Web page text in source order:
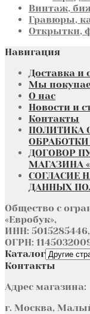
Винтаж,
Гравюры,
Открытки,
Навигация
Доставка и
Мы
О нас
Новости и
Контакты
ПОЛИТИКА
ДОГОВОР
МАГАЗИНА
СОГЛАСИЕ
ДАННЫХ
Общество с
«Евробук»,
ИНН: 5015285446,
ОГРН:
Каталог
Контакты
Адрес магазина:
г. Москва,